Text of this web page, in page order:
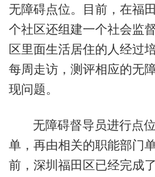
无障碍点位。目前，在福
个社区还组建一个社会监
区里面生活居住的人经过
每周走访，测评相应的无
现问题。
无障碍督导员进行点
单，再由相关的职能部门
前，深圳福田区已经完成